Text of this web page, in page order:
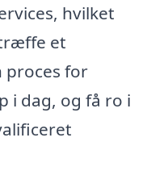
hvilket
et
proces for
i dag, og få ro i